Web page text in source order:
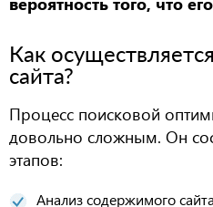
Как
сайта?
Процесс поисковой
довольно сложным. Он
этапов:
Анализ содержимого